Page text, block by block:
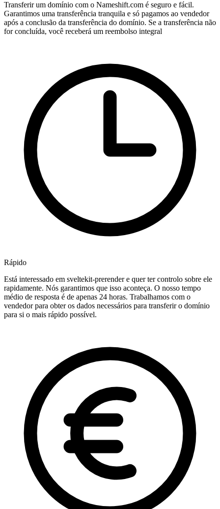
Transferir um domínio com o Nameshift.com é seguro e fácil.
Garantimos uma transferência tranquila e só pagamos ao vendedor
após a conclusão da transferência do domínio. Se a transferência não
for concluída, você receberá um reembolso integral
Rápido
Está interessado em sveltekit-prerender e quer ter controlo sobre ele
rapidamente. Nós garantimos que isso aconteça. O nosso tempo
médio de resposta é de apenas 24 horas. Trabalhamos com o
vendedor para obter os dados necessários para transferir o domínio
para si o mais rápido possível.